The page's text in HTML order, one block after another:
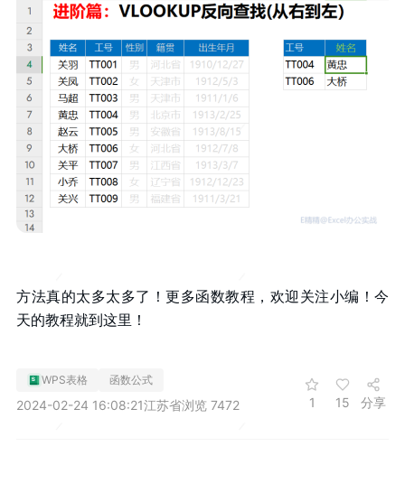
方法真的太多太多了！更多函数教程，欢迎关注小编！今
天的教程就到这里！
WPS表格 函数公式
2024-02-24 16:08:21江苏省浏览 7472 1 15 分享